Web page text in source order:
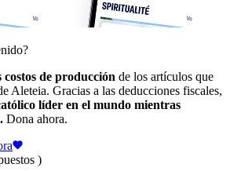
de producción de los artículos que
Aleteia. Gracias a las deducciones fiscales,
líder en el mundo mientras
Dona ahora.
)